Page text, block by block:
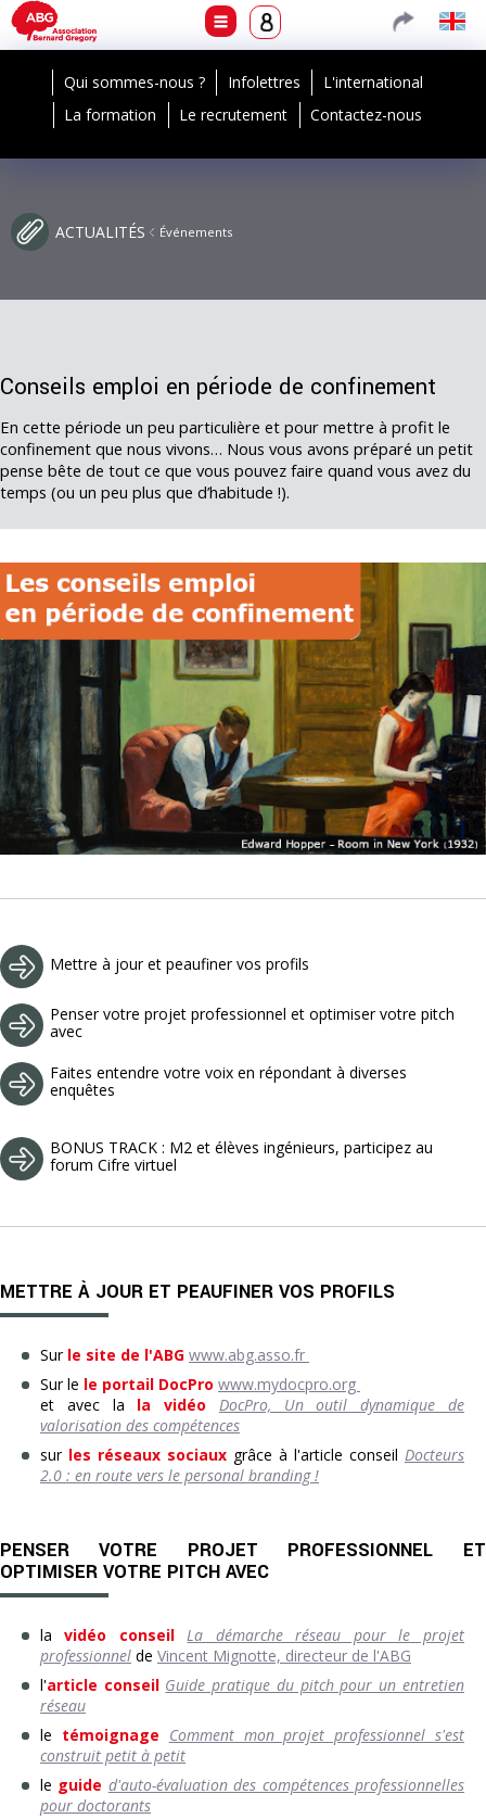
Qui sommes-nous ? Infolettres
L'international
La formation
Le recrutement Contactez-nous
ACTUALITÉS Événements
Conseils emploi en période de confinement
En cette période un peu particulière et pour mettre à profit le
confinement que nous vivons… Nous vous avons préparé un petit
pense bête de tout ce que vous pouvez faire quand vous avez du
temps (ou un peu plus que d’habitude !).
Mettre à jour et peaufiner vos profils
Penser votre projet professionnel et optimiser votre pitch
avec
Faites entendre votre voix en répondant à diverses
enquêtes
BONUS TRACK : M2 et élèves ingénieurs, participez au
forum Cifre virtuel
METTRE À JOUR ET PEAUFINER VOS PROFILS
Sur le site de l'ABG www.abg.asso.fr
Sur le le portail DocPro www.mydocpro.org
et avec la la vidéo DocPro, Un outil dynamique de
valorisation des compétences
sur les réseaux sociaux grâce à l'article conseil Docteurs
2.0 : en route vers le personal branding !​
PENSER VOTRE PROJET PROFESSIONNEL ET
OPTIMISER VOTRE PITCH AVEC
lavidéo conseilLa démarche réseau pour le projet
professionnel de Vincent Mignotte, directeur de l'ABG
l'article conseil Guide pratique du pitch pour un entretien
réseau
le témoignage Comment mon projet professionnel s'est
construit petit à petit
le guide d'auto-évaluation des compétences professionnelles
pour doctorants